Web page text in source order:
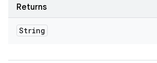
Returns
String